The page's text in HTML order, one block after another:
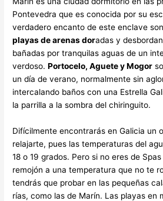
Pontevedra que es conocida por su
verdadero encanto de este enclave
playas de arenas doradas y
bañadas por tranquilas aguas de un
verdoso.Portocelo, Aguete y Mogor
un día de verano, normalmente sin
intercalando baños con una Estrella
la parrilla a la sombra del chiringuito.
Difícilmente encontrarás en Galicia un
relajarte, pues las temperaturas del
18 o 19 grados. Pero si no eres de
remojón a una temperatura que no te
tendrás que probar en las pequeñas
rías, como las de Marín. Las playas en